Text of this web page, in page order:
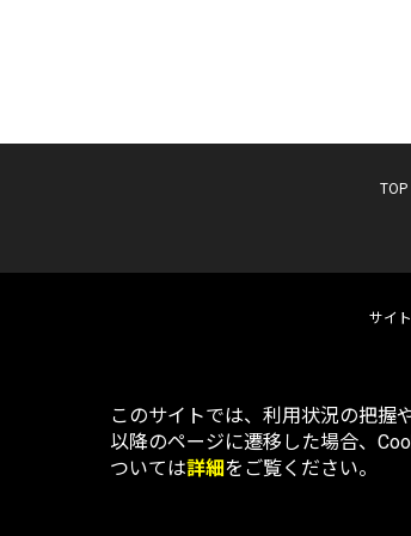
TOP
サイ
このサイトでは、利用状況の把握
以降のページに遷移した場合、
ついては詳細をご覧ください。